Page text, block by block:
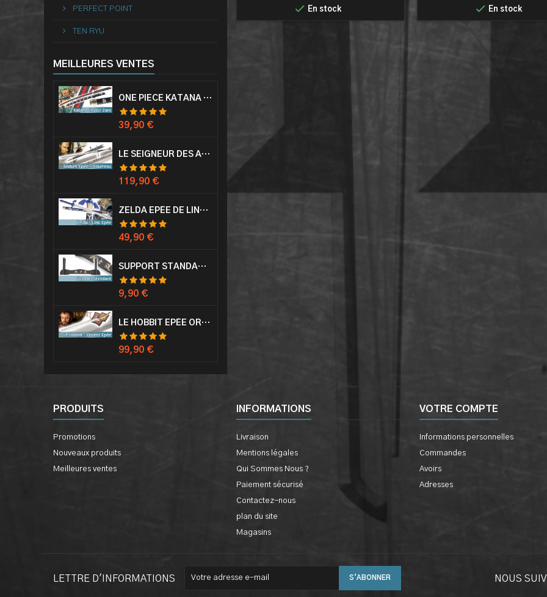
PERFECT POINT
TEN RYU
MEILLEURES VENTES
ONE PIECE KATANA ZORO RORONOA SHUSUI EPÉE SABRE ACIER
Prix
39,90 €
LE SEIGNEUR DES ANNEAUX EPÉE ANDURIL ARAGORN
Prix
119,90 €
ZELDA EPÉE DE LINK AVEC FOURREAU MASTER SWORD EPEE
Prix
49,90 €
SUPPORT STANDARD KATANA EPÉE
Prix
9,90 €
LE HOBBIT EPÉE ORCRIST EPÉE DE THORIN SABRE + PLAQUE MURALE EN BOIS
Prix
99,90 €
 En stock  En stock
PRODUITS
Promotions
Nouveaux produits
Meilleures ventes
INFORMATIONS
Livraison
Mentions légales
Qui Sommes Nous ?
Paiement sécurisé
Contactez-nous
plan du site
Magasins
VOTRE COMPTE
Informations personnelles
Commandes
Avoirs
Adresses
LETTRE D'INFORMATIONS NOUS